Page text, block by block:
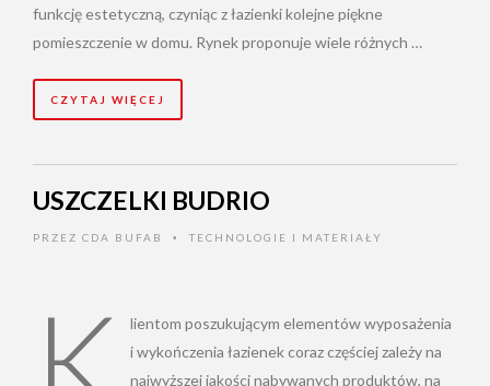
funkcję estetyczną, czyniąc z łazienki kolejne piękne
pomieszczenie w domu. Rynek proponuje wiele różnych …
CZYTAJ WIĘCEJ
USZCZELKI BUDRIO
PRZEZ CDA BUFAB • TECHNOLOGIE I MATERIAŁY
lientom poszukującym elementów wyposażenia
i wykończenia łazienek coraz częściej zależy na
najwyższej jakości nabywanych produktów, na